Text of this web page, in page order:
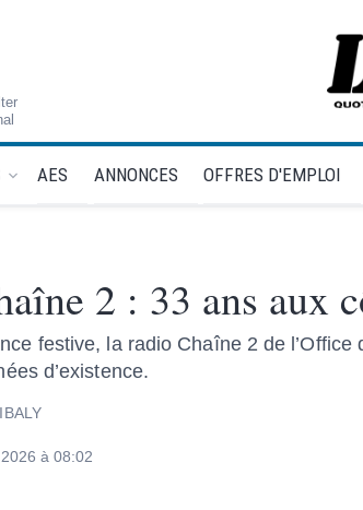
DE L'ESSOR
AES ANNONCES OFFRES D'EMPLOI
2 : 33 ans aux
festive, la radio Chaîne 2 de
d’existence.
à 08:02